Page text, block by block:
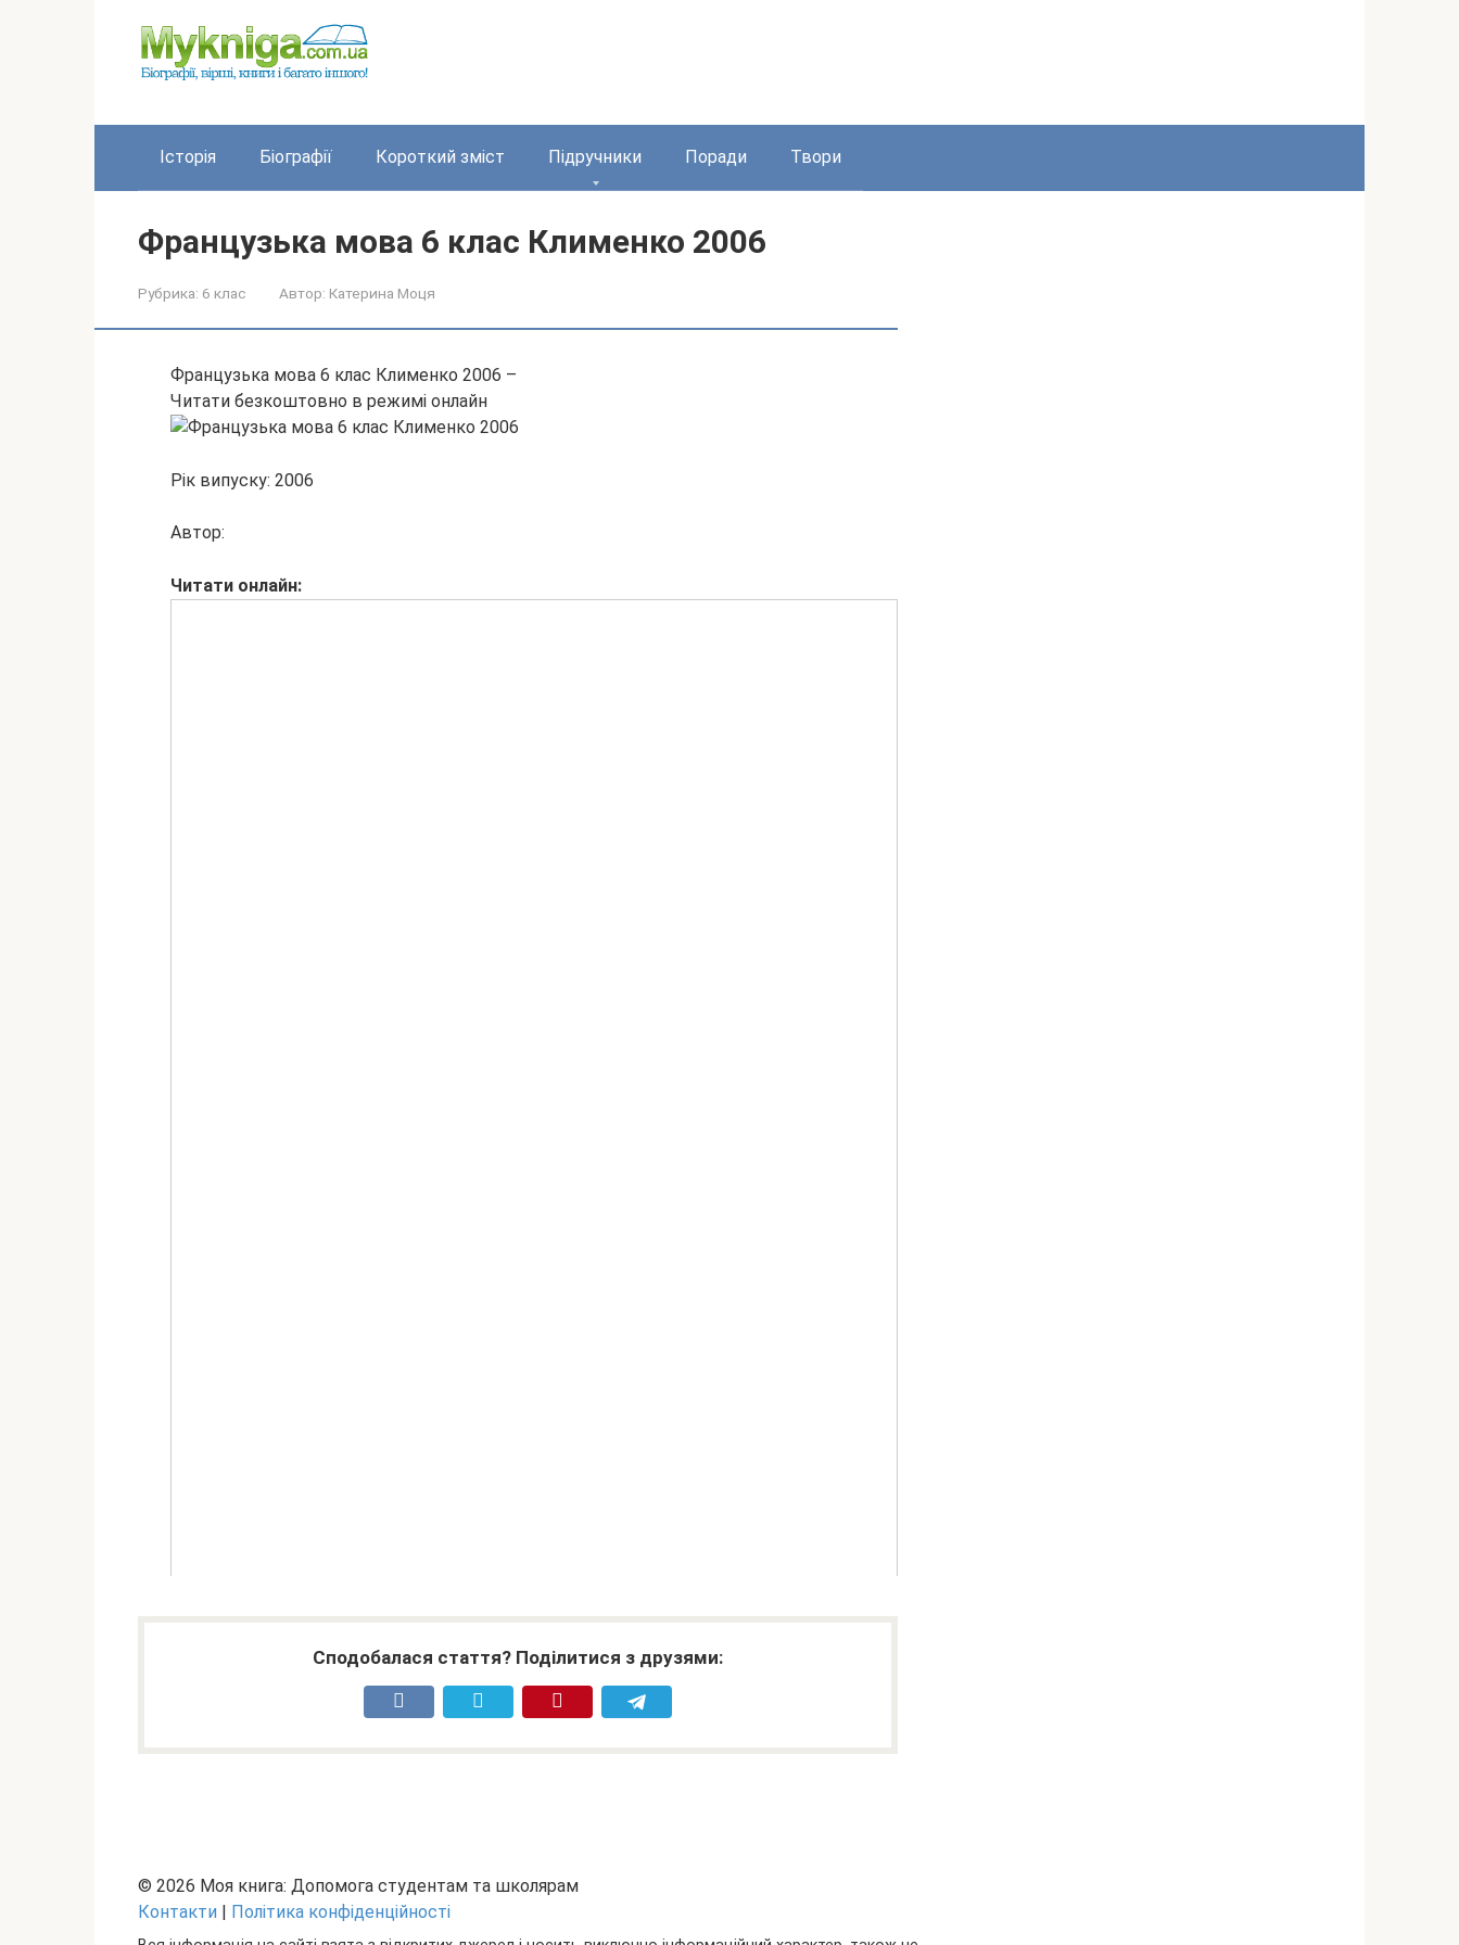
Історія Біографії Короткий зміст Підручники Поради Твори
Французька мова 6 клас Клименко 2006
Рубрика: 6 клас Автор: Катерина Моця
Французька мова 6 клас Клименко 2006 –
Читати безкоштовно в режимі онлайн
Рік випуску: 2006
Автор:
Читати онлайн:
Сподобалася стаття? Поділитися з друзями:
© 2026 Моя книга: Допомога студентам та школярам
Контакти | Політика конфіденційності